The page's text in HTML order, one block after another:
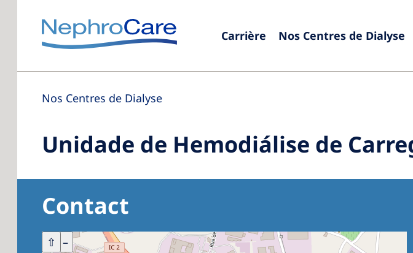
Carrière Nos Centres de Dialyse
Nos Centres de Dialyse
Unidade de Hemodiálise de
Contact
+ –
⇧